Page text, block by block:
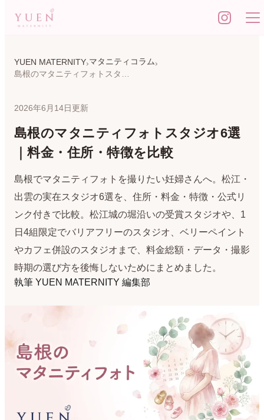
YUEN MATERNITY マタニティコラム
2026年6月14日更新
島根のマタニティフォトスタジオ6選
｜料金・住所・特徴を比較
島根でマタニティフォトを撮りたい妊婦さんへ。松江・
出雲の実在スタジオ6選を、住所・料金・特徴・公式リ
ンク付きで比較。松江城の堀沿いの受賞スタジオや、1
日4組限定でバリアフリーのスタジオ、ベリーペイント
やカフェ併設のスタジオまで、料金総額・データ・撮影
時期の選び方を後悔しないためにまとめました。
執筆 YUEN MATERNITY 編集部